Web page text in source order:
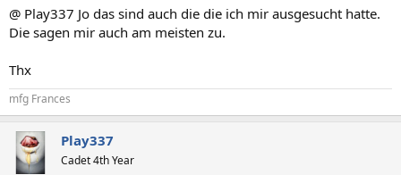
@ Play337 Jo das sind auch die die ich mir ausgesucht hatte.
Die sagen mir auch am meisten zu.
Thx
mfg Frances
Play337
Cadet 4th Year